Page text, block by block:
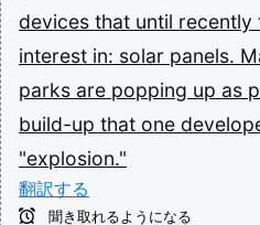
devices that until recently
interest in: solar panels.
parks are popping up as
build-up that one
"explosion."
翻訳する
聞き取れるようになる